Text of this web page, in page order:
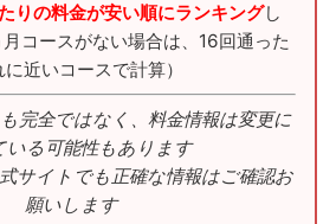
りの料金が安い順にランキングし
コースがない場合は、16回通った
近いコースで計算）
完全ではなく、料金情報は変更に
いる可能性もあります
サイトでも正確な情報はご確認お
願いします